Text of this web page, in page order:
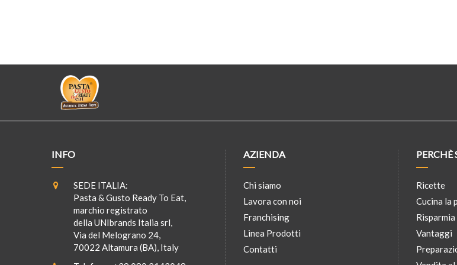
INFO
SEDE ITALIA:
Pasta & Gusto Ready To Eat,
marchio registrato
della UNIbrands Italia srl,
Via del Melograno 24,
70022 Altamura (BA), Italy
AZIENDA
Chi siamo
Lavora con noi
Franchising
Linea Prodotti
Contatti
PERCHÈ
Ricette
Cucina la
Vantaggi